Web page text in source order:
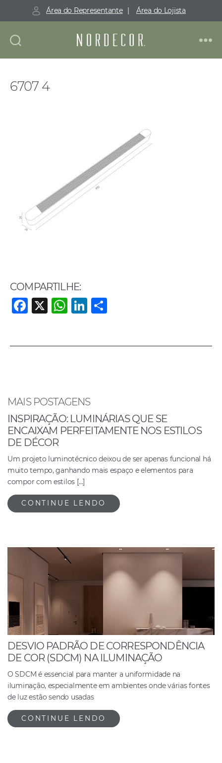
Área do Representante | Área do Lojista
Nordecor
6707 4
COMPARTILHE:
F
e
o
k
X
W
s
p
Li
e e
MAIS POSTAGENS
INSPIRAÇÃO: LUMINÁRIAS QUE SE
ENCAIXAM PERFEITAMENTE NOS ESTILOS
DE DÉCOR
Um projeto luminotécnico deixou de ser apenas funcional há
muito tempo, ganhando mais espaço e elementos para
compor com estilos […]
CONTINUE LENDO
DESVIO PADRÃO DE CORRESPONDÊNCIA
DE COR (SDCM) NA ILUMINAÇÃO
O SDCM é essencial para manter a uniformidade na
iluminação, especialmente em ambientes onde várias fontes
de luz estão sendo usadas
CONTINUE LENDO